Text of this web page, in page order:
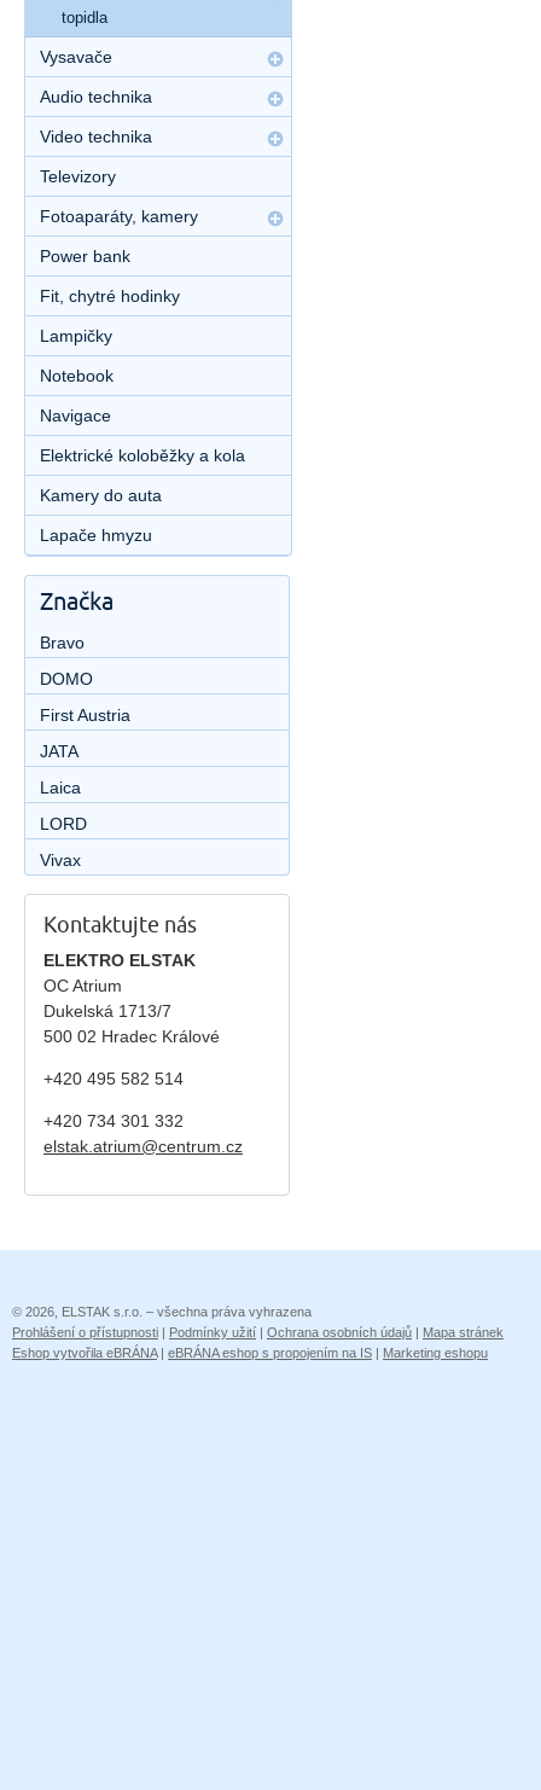
topidla
Vysavače
Audio technika
Video technika
Televizory
Fotoaparáty, kamery
Power bank
Fit, chytré hodinky
Lampičky
Notebook
Navigace
Elektrické koloběžky a kola
Kamery do auta
Lapače hmyzu
Značka
Bravo
DOMO
First Austria
JATA
Laica
LORD
Vivax
Kontaktujte nás
ELEKTRO ELSTAK
OC Atrium
Dukelská 1713/7
500 02 Hradec Králové
+420 495 582 514
+420 734 301 332
elstak.atrium@centrum.cz
© 2026, ELSTAK s.r.o. – všechna práva vyhrazena
Prohlášení o přístupnosti | Podmínky užití | Ochrana osobních údajů | Mapa stránek
Eshop vytvořila eBRÁNA| eBRÁNA eshop s propojením na IS | Marketing eshopu